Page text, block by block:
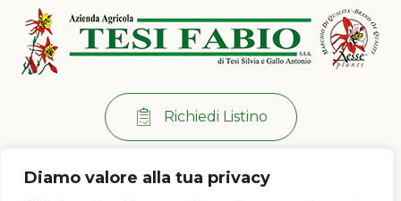
Diamo valore alla tua privacy
Richiedi Listino
Per info:
+39 0573 38 20 77
Via di Ramini, 129/D - 51030 Pistoia (PT)